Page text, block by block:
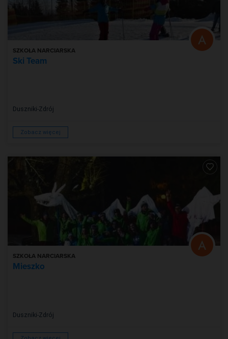
SZKOŁA NARCIARSKA
Ski Team
Duszniki-Zdrój
Zobacz więcej
SZKOŁA NARCIARSKA
Mieszko
Duszniki-Zdrój